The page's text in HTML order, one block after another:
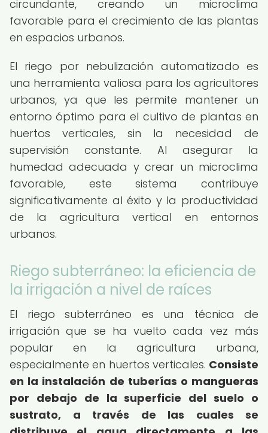
circundante, creando un microclima
favorable para el crecimiento de las plantas
en espacios urbanos.
El riego por nebulización automatizado es
una herramienta valiosa para los agricultores
urbanos, ya que les permite mantener un
entorno óptimo para el cultivo de plantas en
huertos verticales, sin la necesidad de
supervisión constante. Al asegurar la
humedad adecuada y crear un microclima
favorable, este sistema contribuye
significativamente al éxito y la productividad
de la agricultura vertical en entornos
urbanos.
Riego subterráneo: la eficiencia de
la irrigación a nivel de raíces
El riego subterráneo es una técnica de
irrigación que se ha vuelto cada vez más
popular en la agricultura urbana,
especialmente en huertos verticales. Consiste
en la instalación de tuberías o mangueras
por debajo de la superficie del suelo o
sustrato, a través de las cuales se